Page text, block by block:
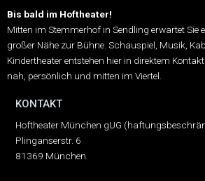
Bis bald im Hoftheater!
Mitten im Stemmerhof in Sendling erwartet Sie
großer Nähe zur Bühne. Schauspiel, Musik,
Kindertheater entstehen hier in direktem
nah, persönlich und mitten im Viertel.
KONTAKT
Hoftheater München gUG
Plinganserstr. 6
81369 München